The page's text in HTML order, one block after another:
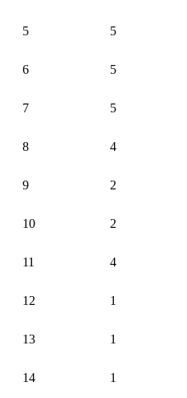
5 5
6 5
7 5
8 4
9 2
10 2
11 4
12 1
13 1
14 1